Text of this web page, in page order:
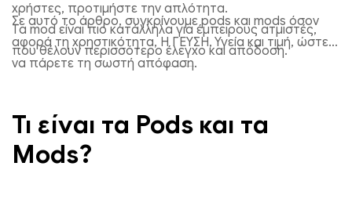
RandM Tornado 7000 Τυφλό κουτί | 7000 Φουσκώματα |
χρήστες, προτιμήστε την απλότητα.
Τα mod είναι πιο κατάλληλα για έμπειρους ατμιστές,
που θέλουν περισσότερο έλεγχο και απόδοση.
Σε αυτό το άρθρο, συγκρίνουμε pods και mods όσον
αφορά τη χρηστικότητα, Η ΓΕΥΣΗ, Υγεία και τιμή, ώστε
να πάρετε τη σωστή απόφαση.
Τι είναι τα Pods και τα
Mods?